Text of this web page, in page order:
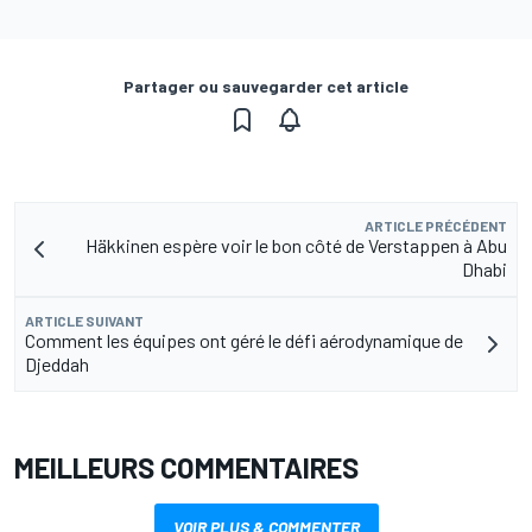
Partager ou sauvegarder cet article
ARTICLE PRÉCÉDENT
Häkkinen espère voir le bon côté de Verstappen à Abu
Dhabi
ARTICLE SUIVANT
Comment les équipes ont géré le défi aérodynamique de
Djeddah
MEILLEURS COMMENTAIRES
VOIR PLUS & COMMENTER